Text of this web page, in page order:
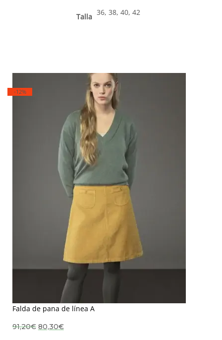
Talla 36, 38, 40, 42
-12%
Falda de pana de línea A
91,20€ El
precio
80,30€El
precio